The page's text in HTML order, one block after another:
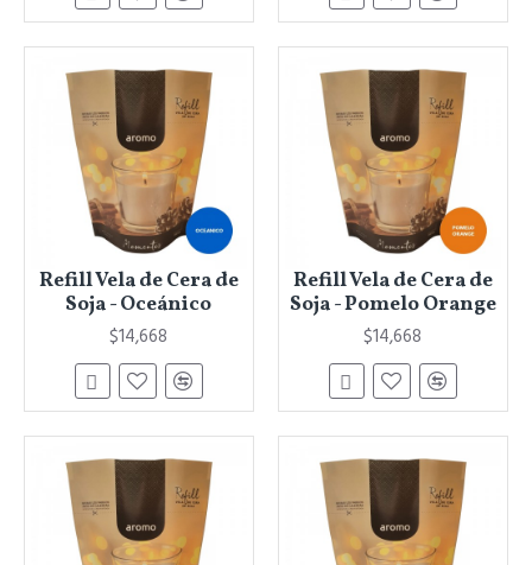
Refill Vela de Cera de
Soja - Oceánico
$14,668
Refill Vela de Cera de
Soja - Pomelo Orange
$14,668